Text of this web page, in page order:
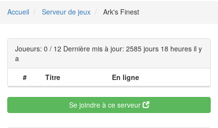
Accueil Serveur de jeux Ark's Finest
Joueurs: 0 / 12 Dernière mis à jour: 2585 jours 18 heures il y
a
#
Titre En ligne
Se joindre à ce serveur